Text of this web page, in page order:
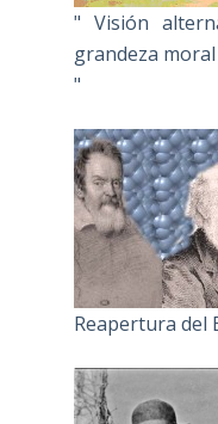
" Visión
grandeza
"
Reapertura del